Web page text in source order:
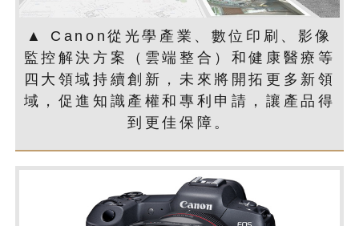
▲ Canon從光學產業、數位印刷、影像
監控解決方案（雲端整合）和健康醫療等
四大領域持續創新，未來將開拓更多新領
域，促進知識產權和專利申請，讓產品得
到更佳保障。